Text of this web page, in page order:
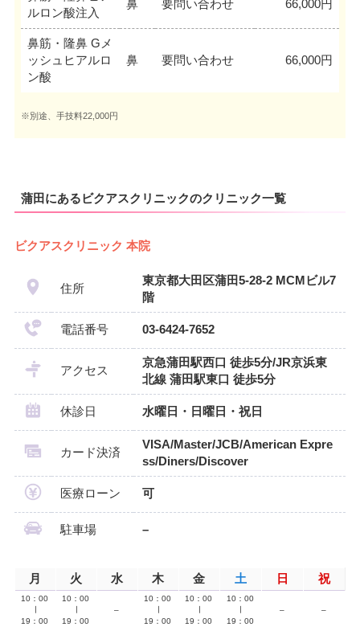
ルロン酸注入
鼻 要問い合わせ 66,000円
鼻筋・隆鼻 Gメ
ッシュヒアルロ
ン酸
鼻 要問い合わせ 66,000円
※別途、手技料22,000円
蒲田にあるビクアスクリニックのクリニック一覧
ビクアスクリニック 本院
住所
東京都大田区蒲田5-28-2 MCMビル7
階
電話番号 03-6424-7652
アクセス
京急蒲田駅西口 徒歩5分/JR京浜東
北線 蒲田駅東口 徒歩5分
休診日 水曜日・日曜日・祝日
カード決済
VISA/Master/JCB/American Expre
ss/Diners/Discover
医療ローン 可
駐車場 –
月 火 水 木 金 土 日 祝
10：00
19：00
10：00
19：00
–
10：00
19：00
10：00
19：00
10：00
19：00
– –